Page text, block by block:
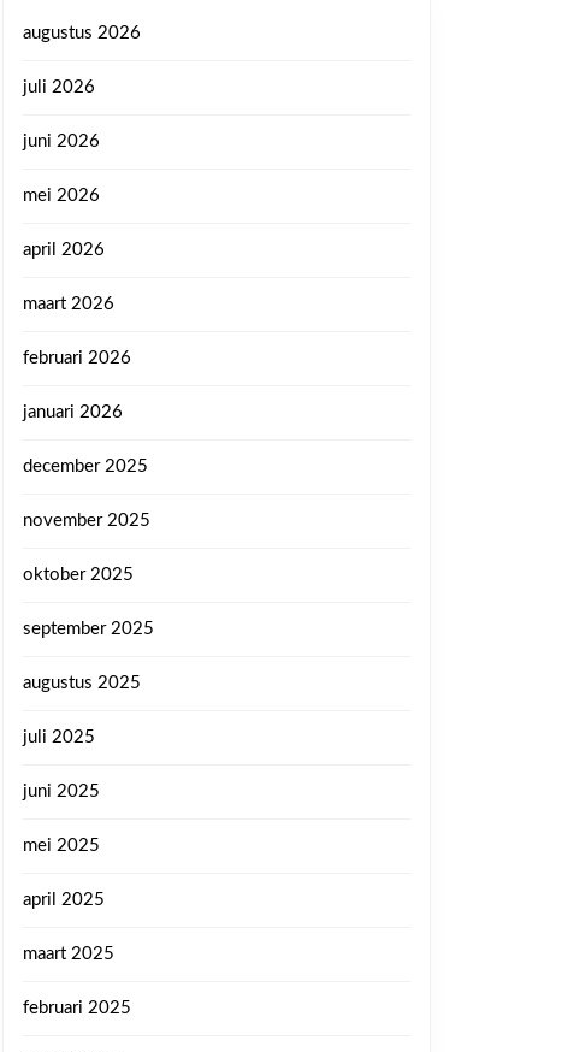
augustus 2026
juli 2026
juni 2026
mei 2026
april 2026
maart 2026
februari 2026
januari 2026
december 2025
november 2025
oktober 2025
september 2025
augustus 2025
juli 2025
juni 2025
mei 2025
april 2025
maart 2025
februari 2025